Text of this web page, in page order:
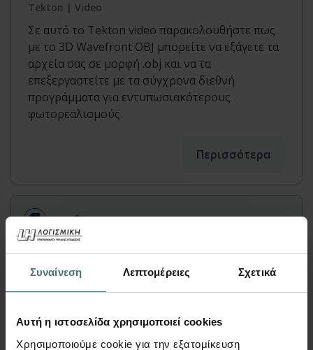
Συναίνεση Λεπτομέρειες Σχετικά
Αυτή η ιστοσελίδα χρησιμοποιεί cookies
Χρησιμοποιούμε cookie για την εξατομίκευση
Tekton | Video
Σε αυτό το Tekton video παρακολουθήστε πως
με το 3D Wavefront OBJ μπορείτε να εξάγετε τα
αρχεία σας σε μορφή .οbj και να τα
επεξεργαστείτε με τα σύγχρονα διεθνή
προγράμματα για εντυπωσιακότερους
φωτορεαλισμούς.
Περισσότερα